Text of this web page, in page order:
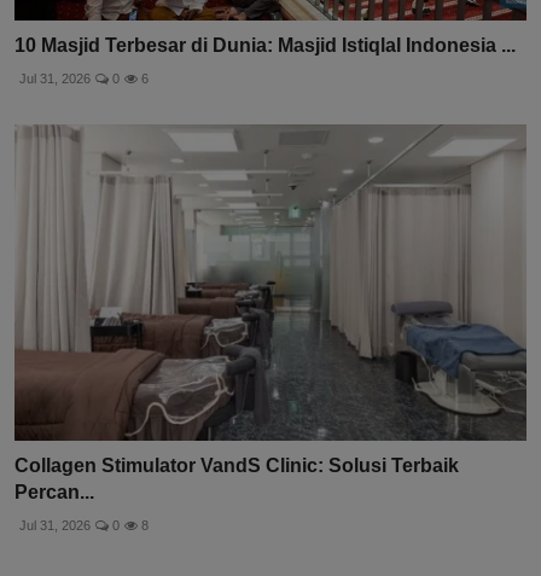
10 Masjid Terbesar di Dunia: Masjid Istiqlal Indonesia ...
Jul 31, 2026 0 6
Collagen Stimulator VandS Clinic: Solusi Terbaik
Percan...
Jul 31, 2026 0 8